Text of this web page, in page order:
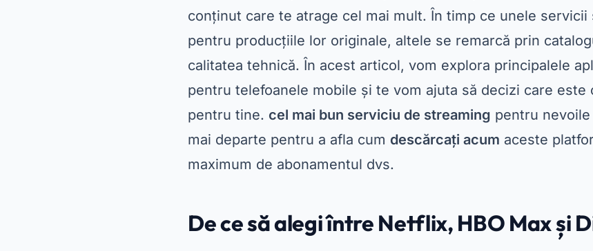
conținut care te atrage cel mai mult. În timp ce unele servicii
pentru producțiile lor originale, altele se remarcă prin
calitatea tehnică. În acest articol, vom explora principalele
pentru telefoanele mobile și te vom ajuta să decizi care este
pentru tine. cel mai bun serviciu de streaming pentru
mai departe pentru a afla cum descărcați acum aceste
maximum de abonamentul dvs.
De ce să alegi între Netflix, HBO Max și